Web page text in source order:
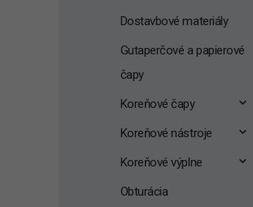
Dostavbové materiály
Gutaperčové a papierové
čapy
Koreňové čapy
Koreňové nástroje
Koreňové výplne
Obturácia